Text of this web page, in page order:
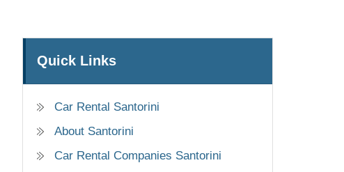
Quick Links
Car Rental Santorini
About Santorini
Car Rental Companies Santorini